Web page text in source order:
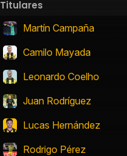
Titulares
Martín Campaña
Camilo Mayada
Leonardo Coelho
Juan Rodríguez
Lucas Hernández
Rodrigo Pérez